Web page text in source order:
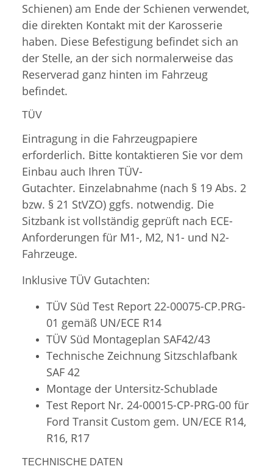
Schienen) am Ende der Schienen verwendet,
die direkten Kontakt mit der Karosserie
haben. Diese Befestigung befindet sich an
der Stelle, an der sich normalerweise das
Reserverad ganz hinten im Fahrzeug
befindet.
TÜV
Eintragung in die Fahrzeugpapiere
erforderlich. Bitte kontaktieren Sie vor dem
Einbau auch Ihren TÜV-
Gutachter. Einzelabnahme (nach § 19 Abs. 2
bzw. § 21 StVZO) ggfs. notwendig. Die
Sitzbank ist vollständig geprüft nach ECE-
Anforderungen für M1-, M2, N1- und N2-
Fahrzeuge.
Inklusive TÜV Gutachten:
TÜV Süd Test Report 22-00075-CP.PRG-
01 gemäß UN/ECE R14
TÜV Süd Montageplan SAF42/43
Technische Zeichnung Sitzschlafbank
SAF 42
Montage der Untersitz-Schublade
Test Report Nr. 24-00015-CP-PRG-00 für
Ford Transit Custom gem. UN/ECE R14,
R16, R17
TECHNISCHE DATEN